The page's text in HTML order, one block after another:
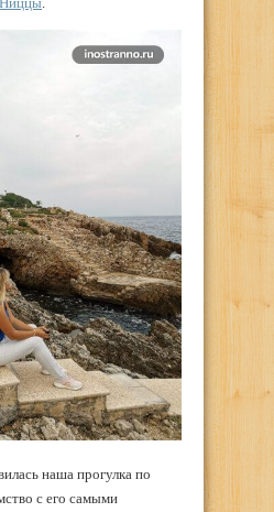
наша прогулка по
с его самыми